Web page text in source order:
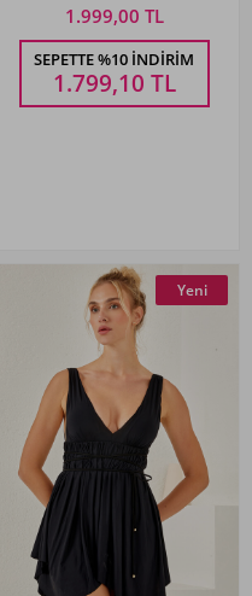
1.999,00 TL
SEPETTE %10 İNDIRIM
1.799,10 TL
Yeni